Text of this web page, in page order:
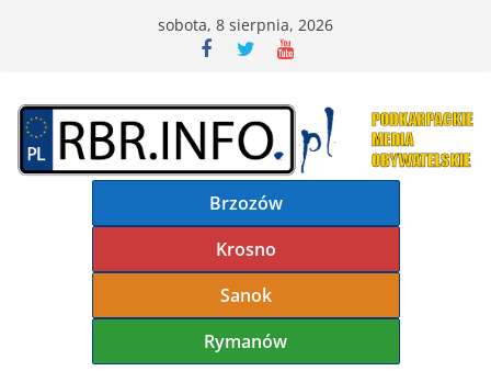
sobota, 8 sierpnia, 2026
Brzozów
Krosno
Sanok
Rymanów